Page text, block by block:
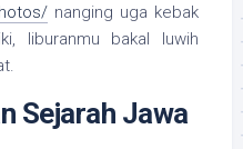
nanging uga kebak
liburanmu bakal luwih
Sejarah Jawa